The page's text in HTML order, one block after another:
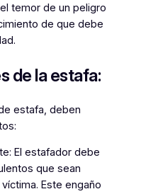
temor de un peligro
de que debe
de la estafa:
estafa, deben
El estafador debe
que sean
Este engaño